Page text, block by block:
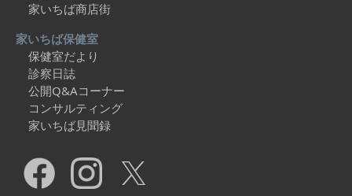
家いちば商店街
家いちば保健室
保健室だより
診察日誌
公開Q&Aコーナー
コンサルティング
家いちば見聞録